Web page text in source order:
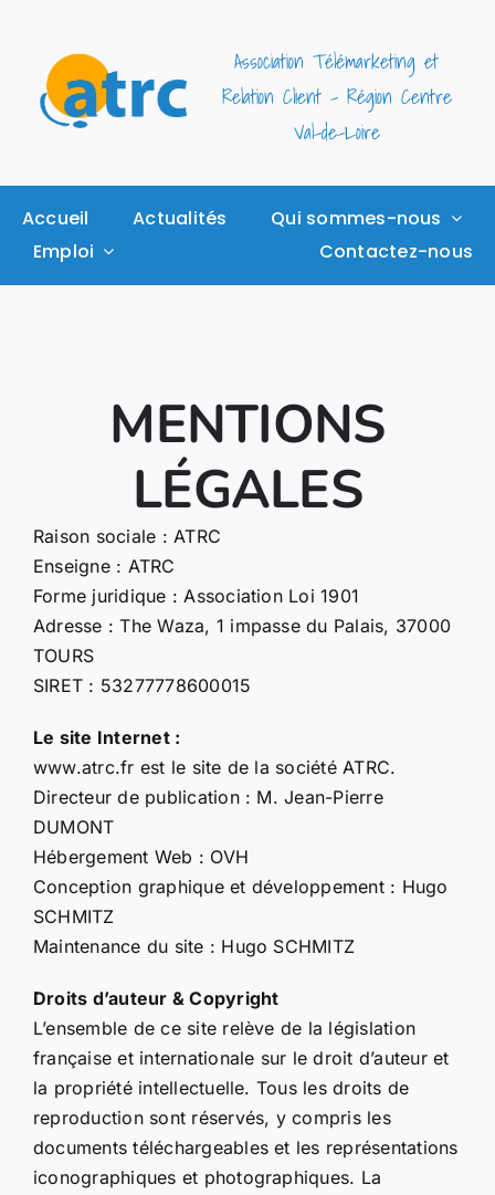
contenu
Association Télémarketing et
Relation Client – Région Centre
Val-de-Loire
Accueil Actualités
Qui sommes-nous
Emploi
Contactez-nous
MENTIONS
LÉGALES
Raison sociale : ATRC
Enseigne : ATRC
Forme juridique : Association Loi 1901
Adresse : The Waza, 1 impasse du Palais, 37000
TOURS
SIRET : 53277778600015
Le site Internet :
www.atrc.fr est le site de la société ATRC.
Directeur de publication : M. Jean-Pierre
DUMONT
Hébergement Web : OVH
Conception graphique et développement : Hugo
SCHMITZ
Maintenance du site : Hugo SCHMITZ
Droits d’auteur & Copyright
L’ensemble de ce site relève de la législation
française et internationale sur le droit d’auteur et
la propriété intellectuelle. Tous les droits de
reproduction sont réservés, y compris les
documents téléchargeables et les représentations
iconographiques et photographiques. La